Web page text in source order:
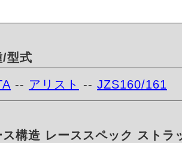
/型式
-- アリスト -- JZS160/161
ス構造 レーススペック ストラ